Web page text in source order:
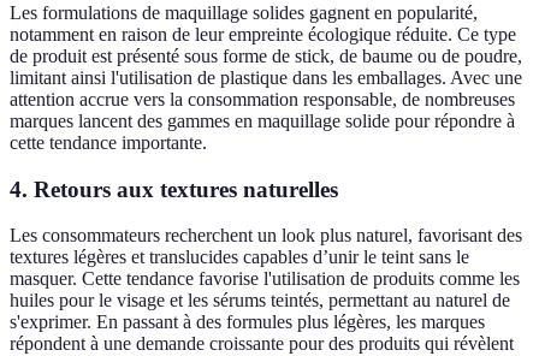
Les formulations de maquillage solides gagnent en popularité,
notamment en raison de leur empreinte écologique réduite. Ce type
de produit est présenté sous forme de stick, de baume ou de poudre,
limitant ainsi l'utilisation de plastique dans les emballages. Avec une
attention accrue vers la consommation responsable, de nombreuses
marques lancent des gammes en maquillage solide pour répondre à
cette tendance importante.
4. Retours aux textures naturelles
Les consommateurs recherchent un look plus naturel, favorisant des
textures légères et translucides capables d’unir le teint sans le
masquer. Cette tendance favorise l'utilisation de produits comme les
huiles pour le visage et les sérums teintés, permettant au naturel de
s'exprimer. En passant à des formules plus légères, les marques
répondent à une demande croissante pour des produits qui révèlent